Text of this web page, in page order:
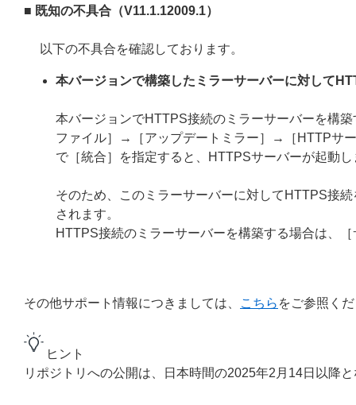
■ 既知の不具合（V11.1.12009.1）
以下の不具合を確認しております。
本バージョンで構築したミラーサーバーに対して
本バージョンでHTTPS接続のミラーサーバーを構
ファイル］→［アップデートミラー］→［HTTPサ
で［統合］を指定すると、HTTPSサーバーが起動し
そのため、このミラーサーバーに対してHTTPS接
されます。
HTTPS接続のミラーサーバーを構築する場合は、
その他サポート情報につきましては、 こちら をご参照く
ヒント
リポジトリへの公開は、日本時間の2025年2月14日以降